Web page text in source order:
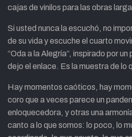
cajas de vinilos para las obras
Si usted nunca la escuchó, no
de su vida y escuche el cuarto
“Oda a la Alegría”, inspirado por un
dejo el enlace. Es la muestra de lo
Hay momentos caóticos, hay
coro que a veces parece un
enloquecedora, y otras una
canto a lo que somos: lo poco, lo